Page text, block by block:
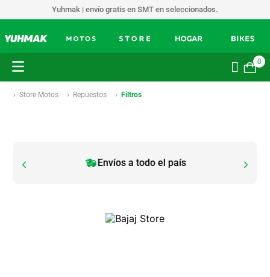
Yuhmak | envío gratis en SMT en seleccionados.
0
Store Motos Repuestos Filtros
Envíos a todo el país